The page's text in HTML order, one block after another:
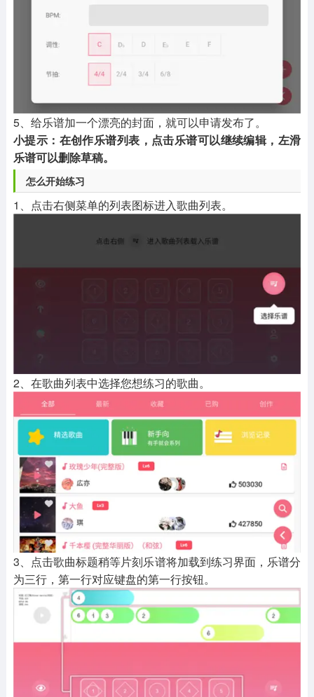
5、给乐谱加一个漂亮的封面，就可以申请发布了。
小提示：在创作乐谱列表，点击乐谱可以继续编辑，左滑
乐谱可以删除草稿。
怎么开始练习
1、点击右侧菜单的列表图标进入歌曲列表。
2、在歌曲列表中选择您想练习的歌曲。
3、点击歌曲标题稍等片刻乐谱将加载到练习界面，乐谱分
为三行，第一行对应键盘的第一行按钮。